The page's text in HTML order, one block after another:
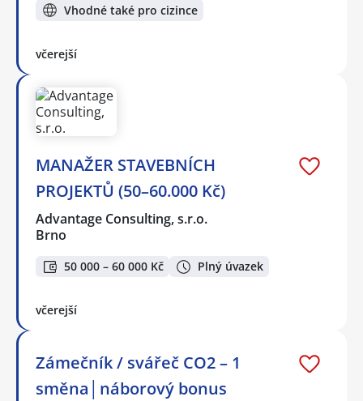
Vhodné také pro cizince
včerejší
MANAŽER STAVEBNÍCH
PROJEKTŮ (50–60.000 Kč)
Advantage Consulting, s.r.o.
Brno
50 000 – 60 000 Kč Plný úvazek
včerejší
Zámečník / svářeč CO2 – 1
směna│náborový bonus